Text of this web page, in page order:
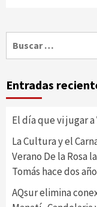
Entradas
El día que vi jugar a
La Cultura y el
Verano De la Rosa
Tomás hace dos
AQsur elimina